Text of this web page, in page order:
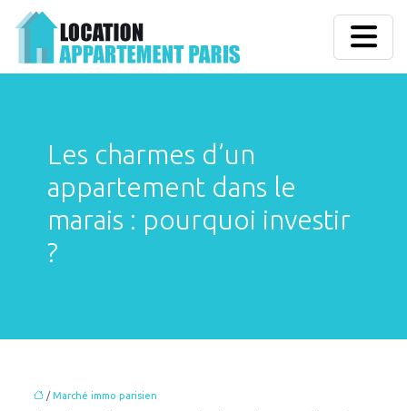
Les charmes d’un
appartement dans le
marais : pourquoi investir
?
/Marché immo parisien